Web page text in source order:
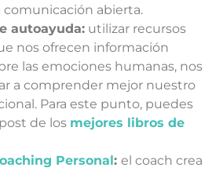
comunicación abierta.
autoayuda: utilizar recursos
nos ofrecen información
las emociones humanas, nos
a comprender mejor nuestro
Para este punto, puedes
de los mejores libros de
Personal : el coach crea